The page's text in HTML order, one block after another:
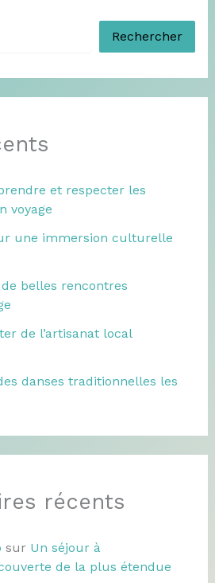
Rechercher
et respecter les
voyage
une immersion culturelle
belles rencontres
de l’artisanat local
danses traditionnelles les
récents
sur Un séjour à
de la plus étendue